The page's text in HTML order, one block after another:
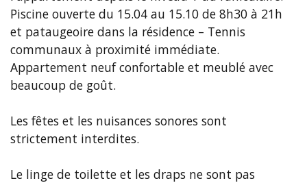
Piscine ouverte du 15.04 au 15.10 de 8h30 à 21h
et pataugeoire dans la résidence – Tennis
communaux à proximité immédiate.
Appartement neuf confortable et meublé avec
beaucoup de goût.
Les fêtes et les nuisances sonores sont
strictement interdites.
Le linge de toilette et les draps ne sont pas